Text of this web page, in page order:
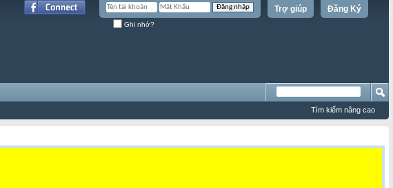
Đăng Ký
Trợ giúp
Ghi nhớ?
Tìm kiếm nâng cao